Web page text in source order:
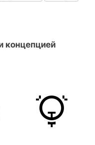
концепцией